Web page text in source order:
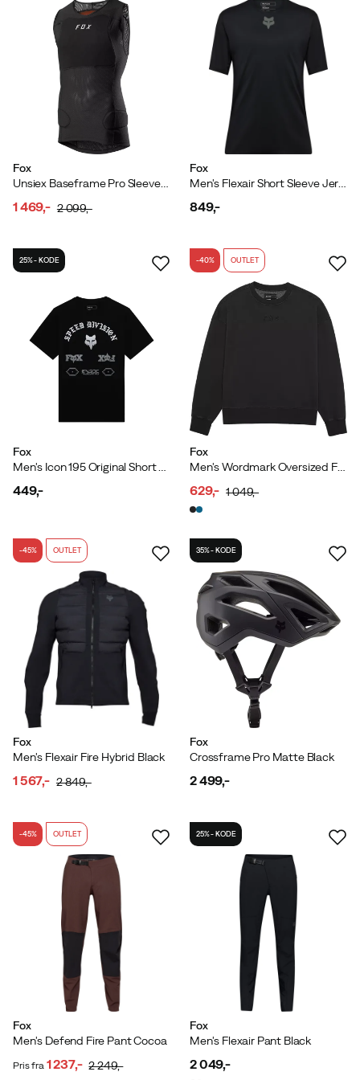
Fox
Unsiex Baseframe Pro Sleeveless Guard Black
1 469,- 2 099,-
Fox
849,-
Fox
25% - KODE
449,-
Fox
Men's Wordmark Oversized Fleece Crew Black
-40% OUTLET
discounted
629,-
original
1 049,-
Fox
Men's Flexair Fire Hybrid Black
-45% OUTLET
1 567,- 2 849,-
Fox
Crossframe Pro Matte Black
35% - KODE
2 499,-
Fox
Men's Defend Fire Pant Cocoa
-45% OUTLET
Pris fra 1 237,- 2 249,-
Fox
Men's Flexair Pant Black
25% - KODE
2 049,-